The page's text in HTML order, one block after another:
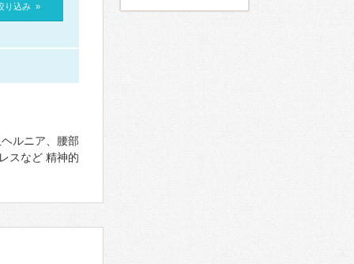
り込み »
ルニア、腰部
スなど 精神的